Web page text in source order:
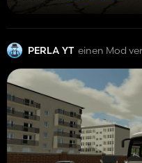
PERLA YT einen Mod